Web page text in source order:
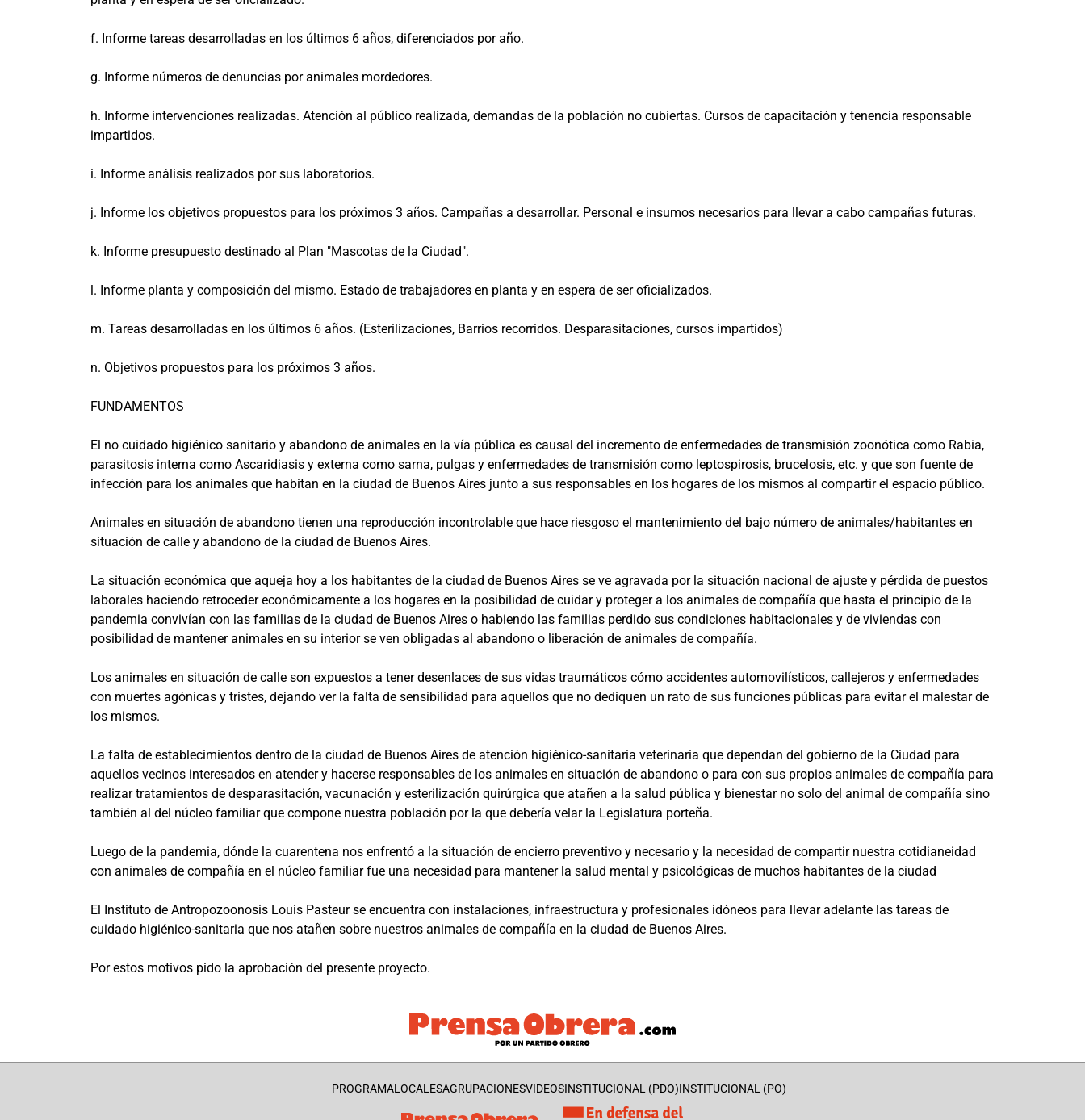
f. Informe tareas desarrolladas en los últimos 6 años, diferenciados por año.
g. Informe números de denuncias por animales mordedores.
h. Informe intervenciones realizadas. Atención al público realizada, demandas de la población no cubiertas. Cursos de capacitación y tenencia responsable
impartidos.
i. Informe análisis realizados por sus laboratorios.
j. Informe los objetivos propuestos para los próximos 3 años. Campañas a desarrollar. Personal e insumos necesarios para llevar a cabo campañas futuras.
k. Informe presupuesto destinado al Plan "Mascotas de la Ciudad".
l. Informe planta y composición del mismo. Estado de trabajadores en planta y en espera de ser oficializados.
m. Tareas desarrolladas en los últimos 6 años. (Esterilizaciones, Barrios recorridos. Desparasitaciones, cursos impartidos)
n. Objetivos propuestos para los próximos 3 años.
FUNDAMENTOS
El no cuidado higiénico sanitario y abandono de animales en la vía pública es causal del incremento de enfermedades de transmisión zoonótica como Rabia,
parasitosis interna como Ascaridiasis y externa como sarna, pulgas y enfermedades de transmisión como leptospirosis, brucelosis, etc. y que son fuente de
infección para los animales que habitan en la ciudad de Buenos Aires junto a sus responsables en los hogares de los mismos al compartir el espacio público.
Animales en situación de abandono tienen una reproducción incontrolable que hace riesgoso el mantenimiento del bajo número de animales/habitantes en
situación de calle y abandono de la ciudad de Buenos Aires.
La situación económica que aqueja hoy a los habitantes de la ciudad de Buenos Aires se ve agravada por la situación nacional de ajuste y pérdida de puestos
laborales haciendo retroceder económicamente a los hogares en la posibilidad de cuidar y proteger a los animales de compañía que hasta el principio de la
pandemia convivían con las familias de la ciudad de Buenos Aires o habiendo las familias perdido sus condiciones habitacionales y de viviendas con
posibilidad de mantener animales en su interior se ven obligadas al abandono o liberación de animales de compañía.
Los animales en situación de calle son expuestos a tener desenlaces de sus vidas traumáticos cómo accidentes automovilísticos, callejeros y enfermedades
con muertes agónicas y tristes, dejando ver la falta de sensibilidad para aquellos que no dediquen un rato de sus funciones públicas para evitar el malestar de
los mismos.
La falta de establecimientos dentro de la ciudad de Buenos Aires de atención higiénico-sanitaria veterinaria que dependan del gobierno de la Ciudad para
aquellos vecinos interesados en atender y hacerse responsables de los animales en situación de abandono o para con sus propios animales de compañía para
realizar tratamientos de desparasitación, vacunación y esterilización quirúrgica que atañen a la salud pública y bienestar no solo del animal de compañía sino
también al del núcleo familiar que compone nuestra población por la que debería velar la Legislatura porteña.
Luego de la pandemia, dónde la cuarentena nos enfrentó a la situación de encierro preventivo y necesario y la necesidad de compartir nuestra cotidianeidad
con animales de compañía en el núcleo familiar fue una necesidad para mantener la salud mental y psicológicas de muchos habitantes de la ciudad
El Instituto de Antropozoonosis Louis Pasteur se encuentra con instalaciones, infraestructura y profesionales idóneos para llevar adelante las tareas de
cuidado higiénico-sanitaria que nos atañen sobre nuestros animales de compañía en la ciudad de Buenos Aires.
Por estos motivos pido la aprobación del presente proyecto.
PROGRAMALOCALESAGRUPACIONESVIDEOSINSTITUCIONAL (PDO)INSTITUCIONAL (PO)